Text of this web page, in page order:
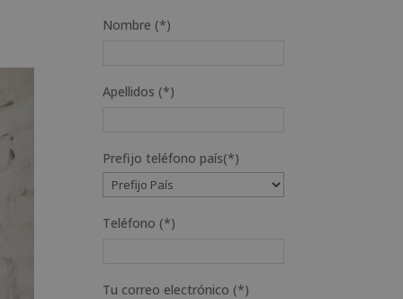
Nombre (*)
Apellidos (*)
Prefijo teléfono país(*)
Teléfono (*)
Tu correo electrónico (*)